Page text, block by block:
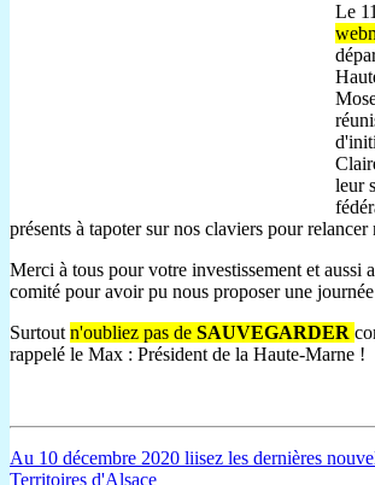
Le
leur
présents à tapoter sur nos claviers pour relancer
Merci à tous pour votre investissement et aussi
comité pour avoir pu nous proposer une
Surtout n'oubliez pas de SAUVEGARDER
rappelé le Max : Président de la Haute-Marne !
Au 10 décembre 2020 liisez les dernières
Territoires d'Alsace